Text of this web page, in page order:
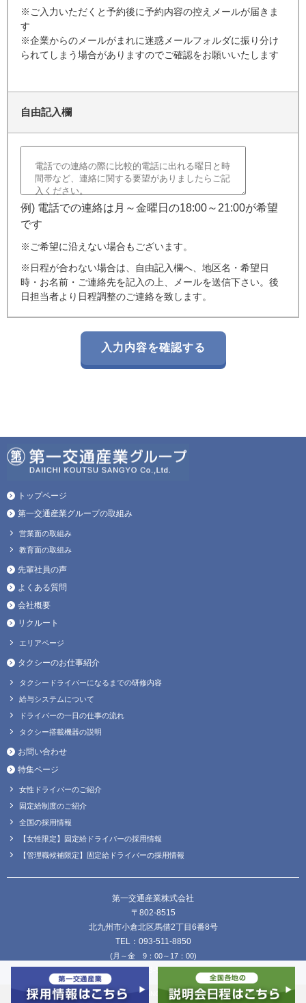
※ご入力いただくと予約後に予約内容の控えメールが届きま
す
※企業からのメールがまれに迷惑メールフォルダに振り分け
られてしまう場合がありますのでご確認をお願いいたします
自由記入欄
例) 電話での連絡は月～金曜日の18:00～21:00が希望
です
※ご希望に沿えない場合もございます。
※日程が合わない場合は、自由記入欄へ、地区名・希望日
時・お名前・ご連絡先を記入の上、メールを送信下さい。後
日担当者より日程調整のご連絡を致します。
トップページ
第一交通産業グループの取組み
営業面の取組み
教育面の取組み
先輩社員の声
よくある質問
会社概要
リクルート
エリアページ
タクシーのお仕事紹介
タクシードライバーになるまでの研修内容
給与システムについて
ドライバーの一日の仕事の流れ
タクシー搭載機器の説明
お問い合わせ
特集ページ
女性ドライバーのご紹介
固定給制度のご紹介
全国の採用情報
【女性限定】固定給ドライバーの採用情報
【管理職候補限定】固定給ドライバーの採用情報
第一交通産業株式会社
〒802-8515
北九州市小倉北区馬借2丁目6番8号
TEL：093-511-8850
(月～金 9：00～17：00)
FAX：093-511-8838
Copyright © DAIICHI KOUTSU SANGYO Co.,Ltd. all Rights Reserved.